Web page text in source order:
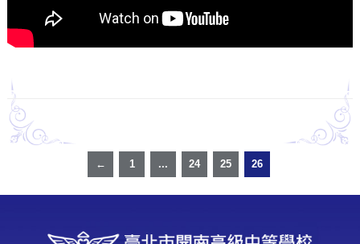
← 1 ... 24 25 26